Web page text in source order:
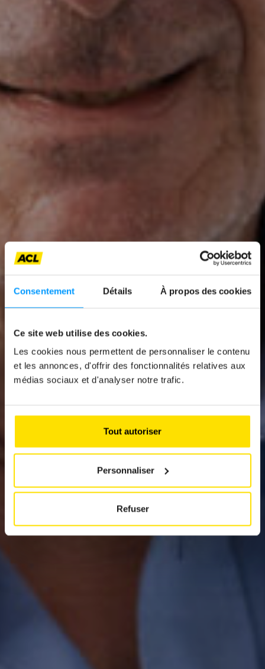
Consentement Détails À propos des cookies
Ce site web utilise des cookies.
Les cookies nous permettent de personnaliser le contenu
et les annonces, d'offrir des fonctionnalités relatives aux
médias sociaux et d'analyser notre trafic.
Tout autoriser
Personnaliser
Refuser
News